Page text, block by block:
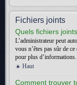
Fichiers joints
Quels fichiers
L’administrateur peut
vous n’êtes pas sûr de
pour plus d’informations.
Haut
Comment trouver